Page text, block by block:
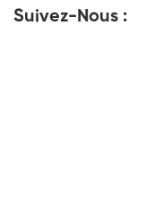
Suivez-Nous :